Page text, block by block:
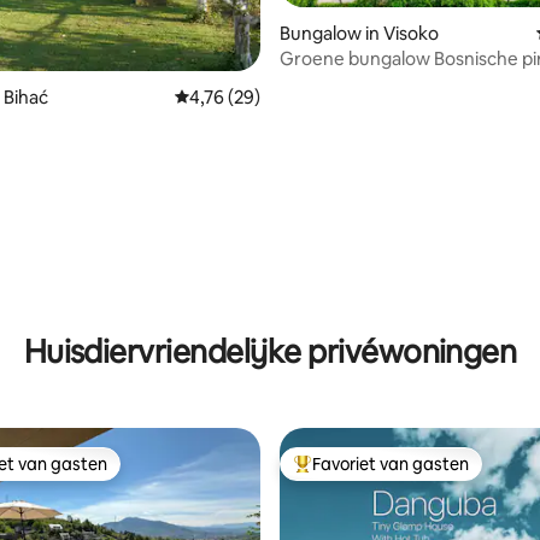
van 4,92 op 5, 37 recensies
Gemiddelde beoordeling van 4,76 op 5, 29
4,76 (29)
Bungalow in Visoko
Groene bungalow Bosnische
Huisdiervriendelijke privéwoningen
van gasten
van gasten Topfavoriet van gasten
Favoriet van gasten